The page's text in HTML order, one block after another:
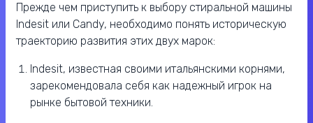
Прежде чем приступить к выбору стиральной машины
Indesit или Candy, необходимо понять историческую
траекторию развития этих двух марок:
Indesit, известная своими итальянскими корнями,
зарекомендовала себя как надежный игрок на
рынке бытовой техники.